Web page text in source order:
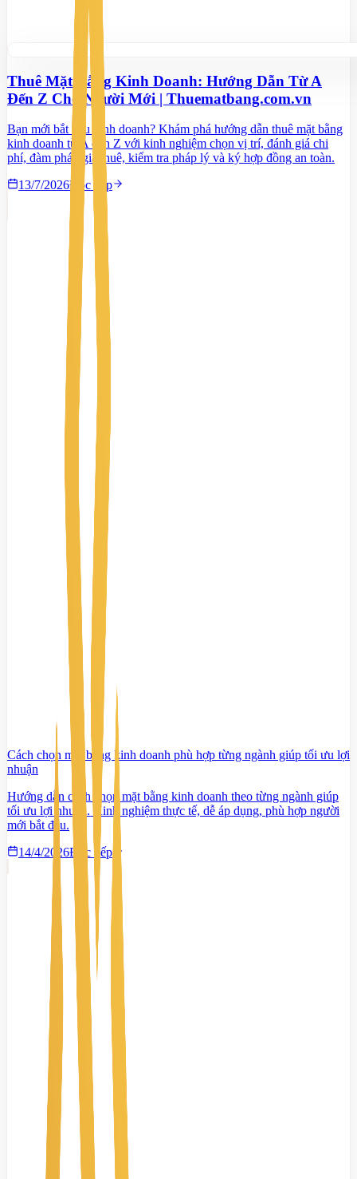
Thuê Mặt Bằng Kinh Doanh: Hướng Dẫn Từ A
Đến Z Cho Người Mới | Thuematbang.com.vn
Bạn mới bắt đầu kinh doanh? Khám phá hướng dẫn thuê mặt bằng
kinh doanh từ A đến Z với kinh nghiệm chọn vị trí, đánh giá chi
phí, đàm phán giá thuê, kiểm tra pháp lý và ký hợp đồng an toàn.
13/7/2026Đọc tiếp
Cách chọn mặt bằng kinh doanh phù hợp từng ngành giúp tối ưu lợi
nhuận
Hướng dẫn cách chọn mặt bằng kinh doanh theo từng ngành giúp
tối ưu lợi nhuận. Kinh nghiệm thực tế, dễ áp dụng, phù hợp người
mới bắt đầu.
14/4/2026Đọc tiếp